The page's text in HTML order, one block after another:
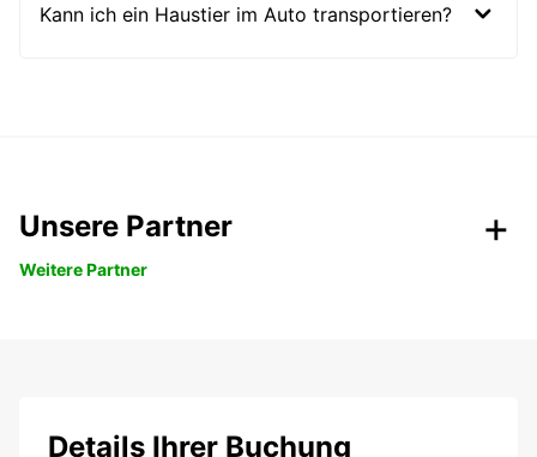
Kann ich ein Haustier im Auto transportieren?
Unsere Partner
Weitere Partner
Details Ihrer Buchung